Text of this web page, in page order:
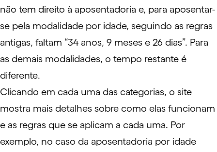
não tem direito à aposentadoria e, para aposentar-
se pela modalidade por idade, seguindo as regras
antigas, faltam “34 anos, 9 meses e 26 dias”. Para
as demais modalidades, o tempo restante é
diferente.
Clicando em cada uma das categorias, o site
mostra mais detalhes sobre como elas funcionam
e as regras que se aplicam a cada uma. Por
exemplo, no caso da aposentadoria por idade